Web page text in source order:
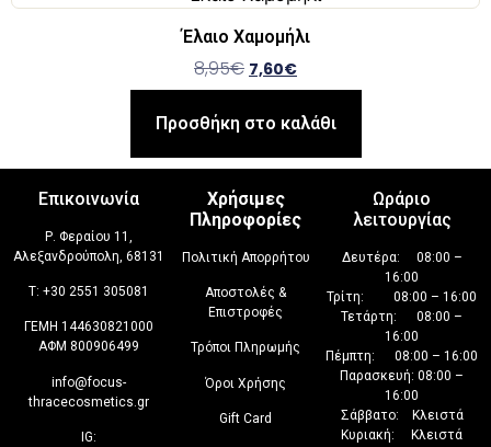
Έλαιο Χαμομήλι
8,95€ 7,60€
Προσθήκη στο καλάθι
Επικοινωνία
Ρ. Φεραίου 11,
Αλεξανδρούπολη, 68131
T:+30 2551 305081
ΓΕΜΗ 144630821000
ΑΦΜ 800906499
info@focus-
thracecosmetics.gr
IG:
Χρήσιμες
Πληροφορίες
Πολιτική Απορρήτου
Αποστολές &
Επιστροφές
Τρόποι Πληρωμής
Όροι Χρήσης
Gift Card
Ωράριο
λειτουργίας
Δευτέρα: 08:00 –
16:00
Τρίτη: 08:00 – 16:00
Τετάρτη: 08:00 –
16:00
Πέμπτη: 08:00 – 16:00
Παρασκευή: 08:00 –
16:00
Σάββατο: Κλειστά
Κυριακή: Κλειστά